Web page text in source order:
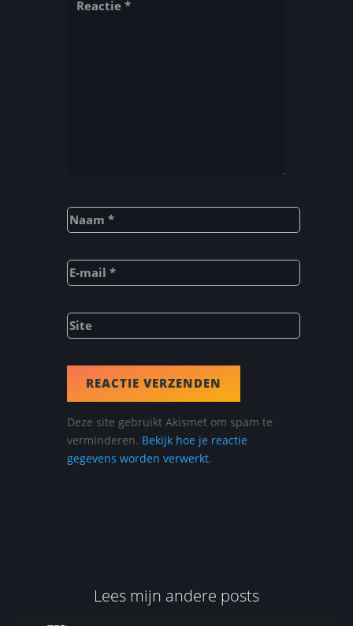
REACTIE VERZENDEN
Deze site gebruikt Akismet om spam te
verminderen. Bekijk hoe je reactie
gegevens worden verwerkt.
Lees mijn andere posts